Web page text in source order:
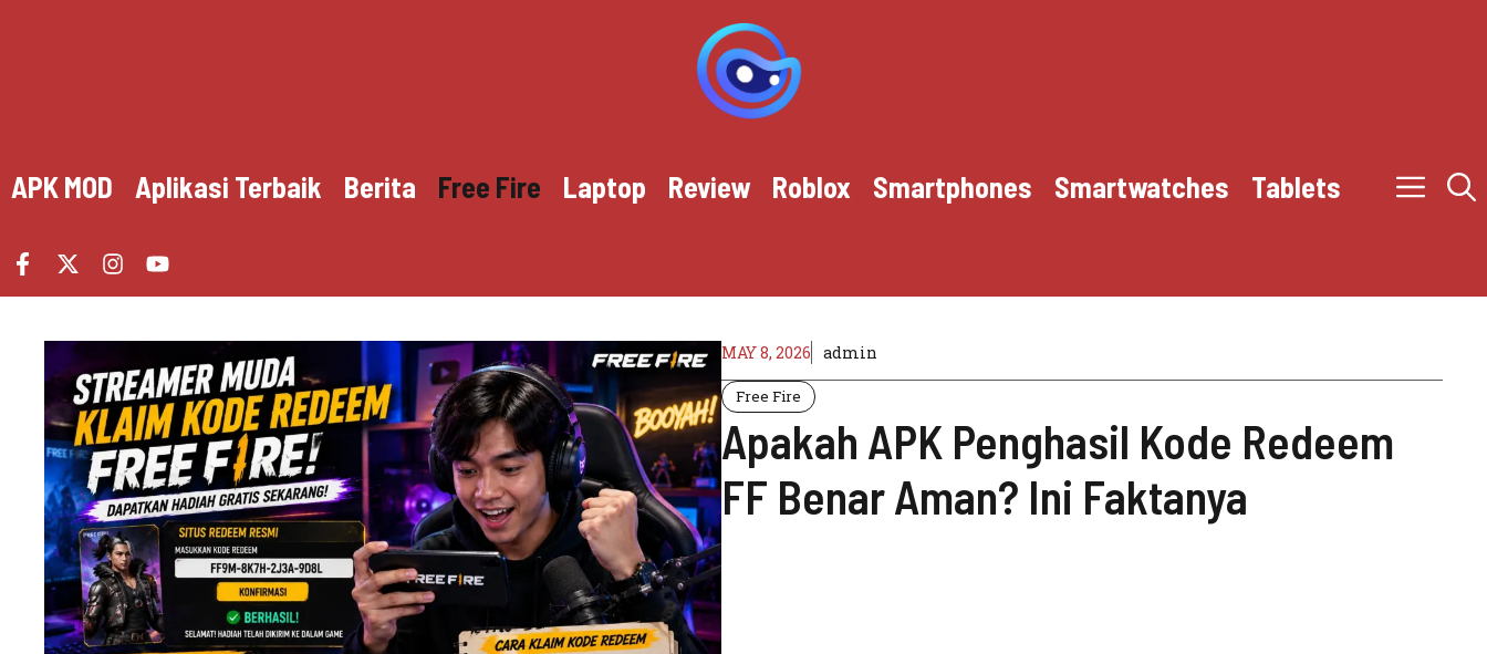
APK MOD Aplikasi Terbaik Berita Free Fire Laptop Review Roblox Smartphones Smartwatches Tablets
MAY 8, 2026 admin
Free Fire
Apakah APK Penghasil Kode Redeem
FF Benar Aman? Ini Faktanya